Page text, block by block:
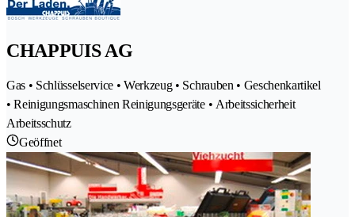
CHAPPUIS AG
Gas • Schlüsselservice • Werkzeug • Schrauben • Geschenkartikel
• Reinigungsmaschinen Reinigungsgeräte • Arbeitssicherheit
Arbeitsschutz
Geöffnet